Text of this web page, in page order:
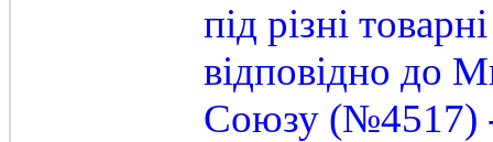
під різні
відповідно до
Союзу (№4517) -